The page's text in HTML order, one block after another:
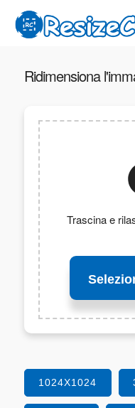
Ridimensiona
Trascina e
1024X1024